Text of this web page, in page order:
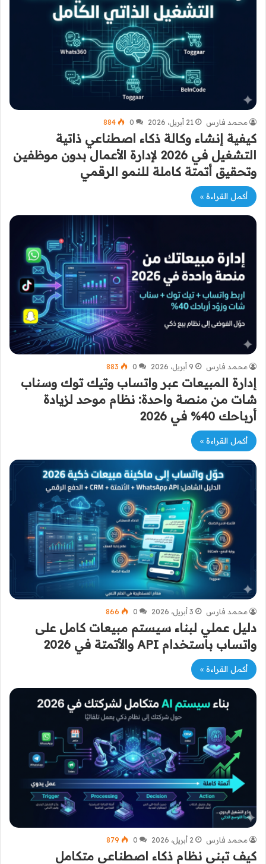
محمد فارس 21 أبريل، 2026 0
884
كيفية إنشاء وكالة ذكاء اصطناعي ذاتية
التشغيل في 2026 لإدارة الأعمال بدون موظفين
وتحقيق أتمتة كاملة للنمو الرقمي
أكمل القراءة »
محمد فارس 9 أبريل، 2026 0
883
إدارة المبيعات عبر واتساب وتيك توك وسناب
شات من منصة واحدة: نظام موحد لزيادة
أرباحك 40% في 2026
أكمل القراءة »
محمد فارس 3 أبريل، 2026 0
866
دليل عملي لبناء سيستم مبيعات كامل على
واتساب باستخدام API والأتمتة في 2026
أكمل القراءة »
محمد فارس 2 أبريل، 2026 0
879
كيف تبني نظام ذكاء اصطناعي متكامل